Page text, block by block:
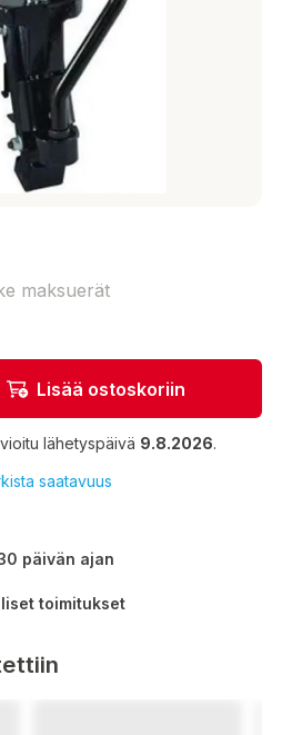
maksuerät
Lisää ostoskoriin
lähetyspäivä 9.8.2026.
saatavuus
päivän ajan
toimitukset